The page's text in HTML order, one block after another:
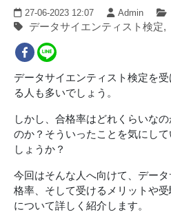
27-06-2023 12:07 Admin
データサイエンティスト検定,
データサイエンティスト検定を
る人も多いでしょう。
しかし、合格率はどれくらいな
のか？そういったことを気にし
しょうか？
今回はそんな人へ向けて、デー
格率、そして受けるメリットや
について詳しく紹介します。